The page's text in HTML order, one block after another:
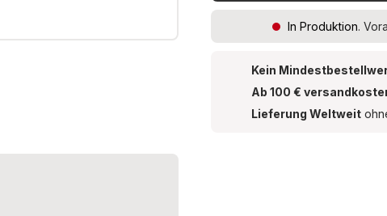
In Produktion.
Kein
Ab 100 €
Lieferung Weltweit